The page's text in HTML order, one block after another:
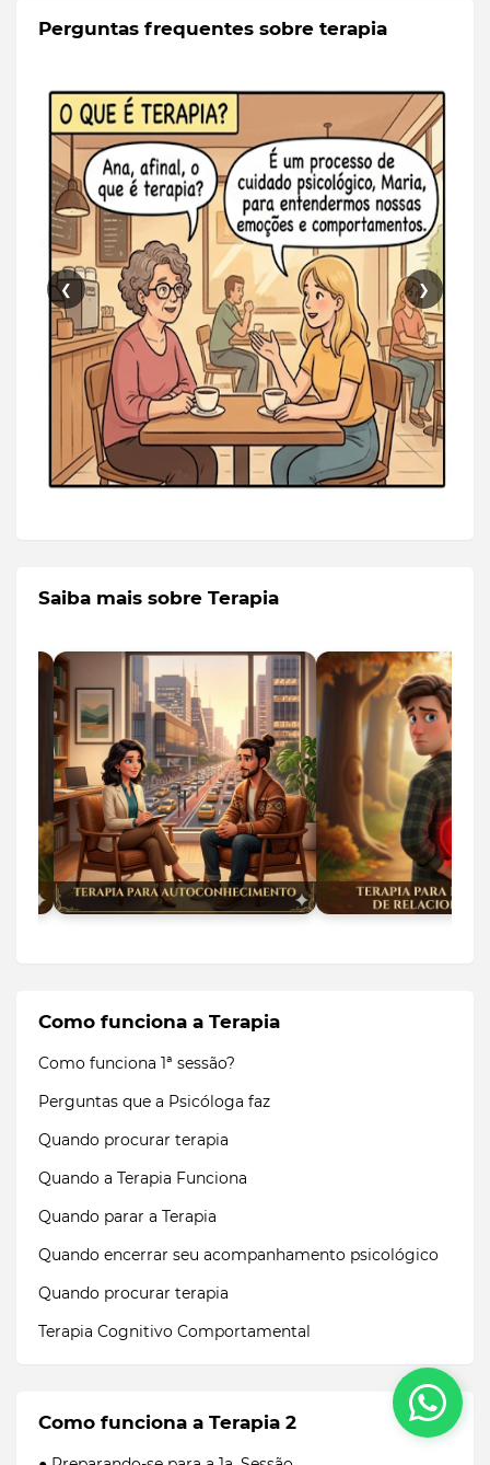
Perguntas frequentes sobre terapia
❮ ❯
Saiba mais sobre Terapia
Como funciona a Terapia
Como funciona 1ª sessão?
Perguntas que a Psicóloga faz
Quando procurar terapia
Quando a Terapia Funciona
Quando parar a Terapia
Quando encerrar seu acompanhamento psicológico
Quando procurar terapia
Terapia Cognitivo Comportamental
Como funciona a Terapia 2